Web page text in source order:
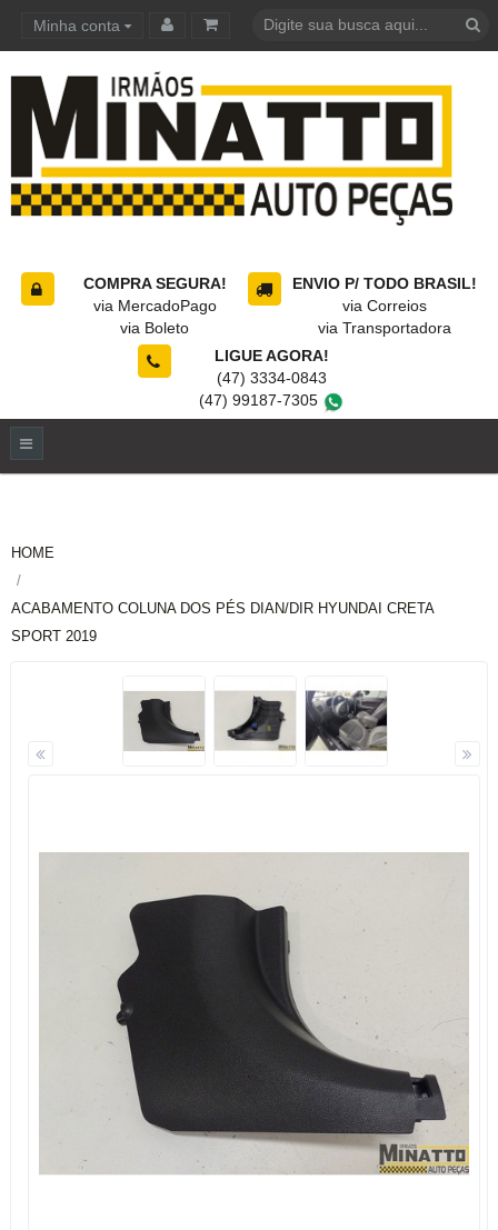
Minha conta
COMPRA SEGURA!
via MercadoPago
via Boleto
ENVIO P/ TODO BRASIL!
via Correios
via Transportadora
LIGUE AGORA!
(47) 3334-0843
(47) 99187-7305
HOME
ACABAMENTO COLUNA DOS PÉS DIAN/DIR HYUNDAI CRETA
SPORT 2019